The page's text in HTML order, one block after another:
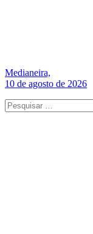
Medianeira,
10 de agosto de 2026